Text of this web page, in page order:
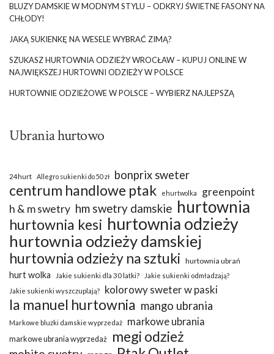
BLUZY DAMSKIE W MODNYM STYLU – ODKRYJ ŚWIETNE FASONY NA
CHŁODY!
JAKĄ SUKIENKĘ NA WESELE WYBRAĆ ZIMĄ?
SZUKASZ HURTOWNIA ODZIEŻY WROCŁAW – KUPUJ ONLINE W
NAJWIĘKSZEJ HURTOWNI ODZIEŻY W POLSCE
HURTOWNIE ODZIEŻOWE W POLSCE – WYBIERZ NAJLEPSZĄ
Ubrania hurtowo
24hurt Allegro sukienki do 50 zł bonprix sweter
centrum handlowe ptak ehurtwolka
greenpoint
h & m swetry hm swetry damskie hurtownia
hurtownia kesi hurtownia odzieży
hurtownia odzieży damskiej
hurtownia odzieży na sztuki hurtownia ubrań
hurt wolka Jakie sukienki dla 30 latki?
Jakie sukienki odmładzają?
Jakie sukienki wyszczuplają?
kolorowy sweter w paski
la manuel hurtownia mango ubrania
Markowe bluzki damskie wyprzedaż markowe ubrania
markowe ubrania wyprzedaż megi odzież